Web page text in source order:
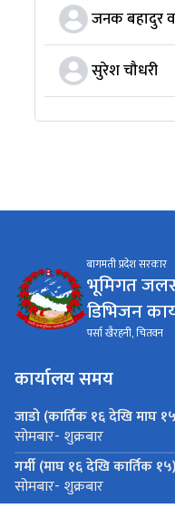
जनक बहादुर
सुरेश चौधरी
बागमती प्रदेश सरकार
भूमिगत
डिभिजन
पर्सा खैरहनी, चितवन
कार्यालय समय
जाडो (कार्तिक १६ देखि माघ
सोमबार- शुक्रबार
गर्मी (माघ १६ देखि कार्तिक १५)
सोमबार- शुक्रबार